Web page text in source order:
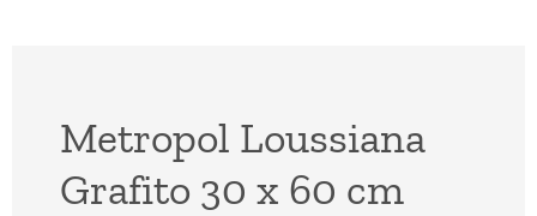
Metropol Loussiana
Grafito 30 x 60 cm